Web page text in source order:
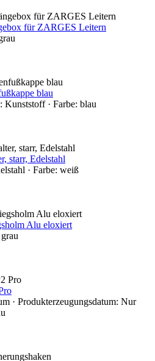
für ZARGES Leitern
blau
Kunststoff · Farbe: blau
starr, Edelstahl
· Farbe: weiß
Alu eloxiert
· Produkterzeugungsdatum: Nur